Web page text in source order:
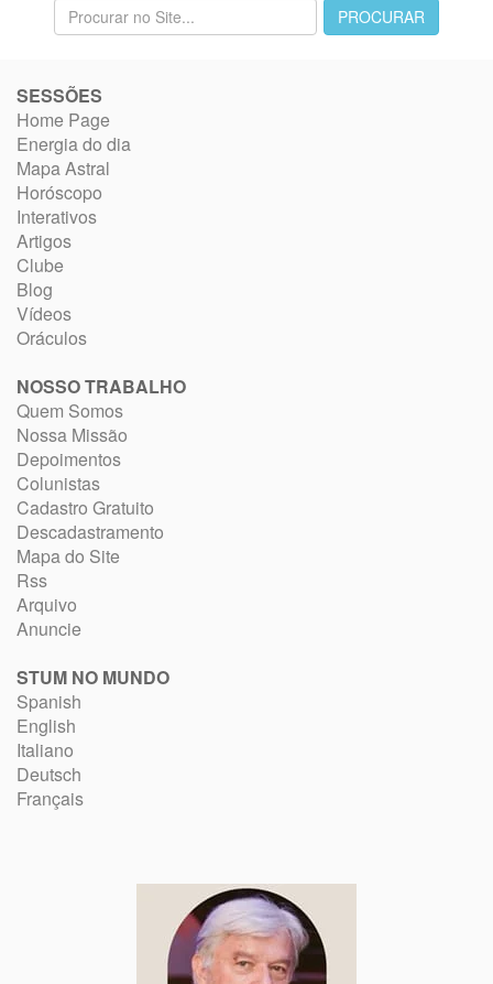
SESSÕES
Home Page
Energia do dia
Mapa Astral
Horóscopo
Interativos
Artigos
Clube
Blog
Vídeos
Oráculos
NOSSO TRABALHO
Quem Somos
Nossa Missão
Depoimentos
Colunistas
Cadastro Gratuito
Descadastramento
Mapa do Site
Rss
Arquivo
Anuncie
STUM NO MUNDO
Spanish
English
Italiano
Deutsch
Français